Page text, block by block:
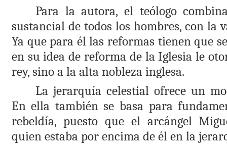
Para la autora, el teólogo
sustancial de todos los hombres, con la
Ya que para él las reformas tienen que
en su idea de reforma de la Iglesia le
rey, sino a la alta nobleza inglesa.
La jerarquía celestial ofrece un
En ella también se basa para
rebeldía, puesto que el arcángel
quien estaba por encima de él en la